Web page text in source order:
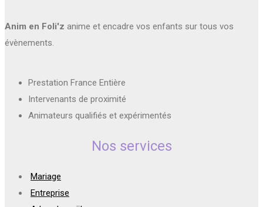
Anim en Foli'z anime et encadre vos enfants sur tous vos
évènements.
Prestation France Entière
Intervenants de proximité
Animateurs qualifiés et expérimentés
Nos services
Mariage
Entreprise